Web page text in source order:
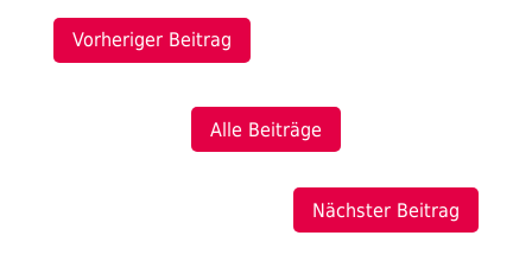
Vorheriger Beitrag
Alle Beiträge
Nächster Beitrag